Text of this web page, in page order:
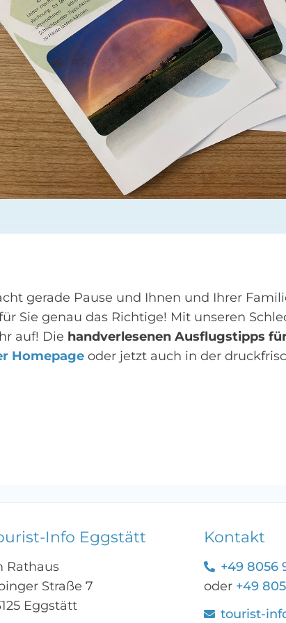
gerade Pause und Ihnen und Ihrer
Sie genau das Richtige! Mit unseren
auf! Die handverlesenen Ausflugstipps
Homepageoder jetzt auch in der
Info Eggstätt
Rathaus
Straße 7
Eggstätt
Kontakt
+49 8056
oder +49
tourist-